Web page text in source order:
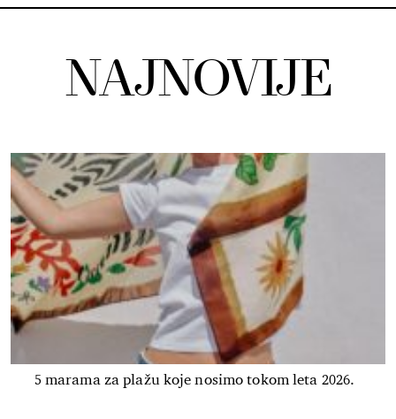
NAJNOVIJE
5 marama za plažu koje nosimo tokom leta 2026.